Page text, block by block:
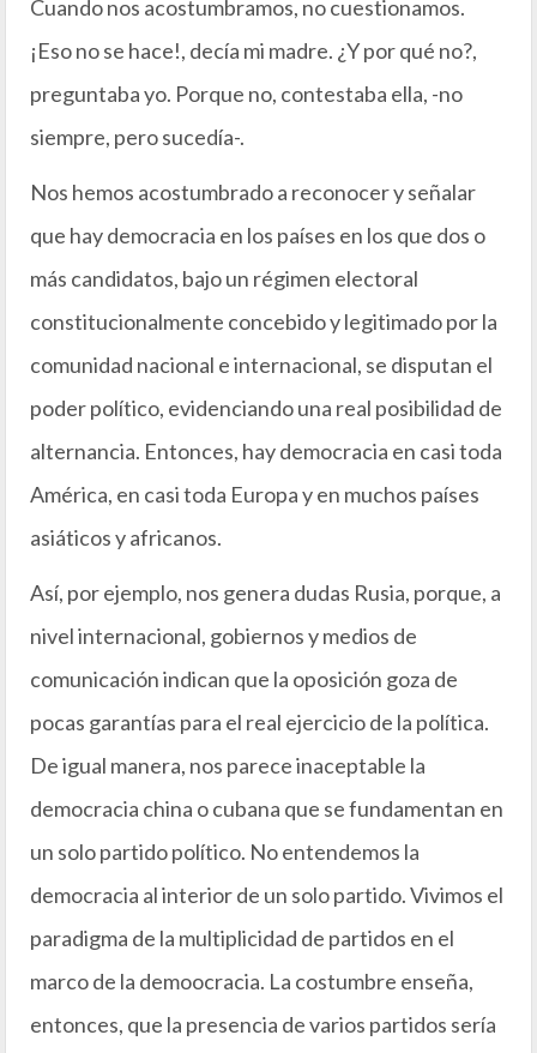
Cuando nos acostumbramos, no cuestionamos.
¡Eso no se hace!, decía mi madre. ¿Y por qué no?,
preguntaba yo. Porque no, contestaba ella, -no
siempre, pero sucedía-.
Nos hemos acostumbrado a reconocer y señalar
que hay democracia en los países en los que dos o
más candidatos, bajo un régimen electoral
constitucionalmente concebido y legitimado por la
comunidad nacional e internacional, se disputan el
poder político, evidenciando una real posibilidad de
alternancia. Entonces, hay democracia en casi toda
América, en casi toda Europa y en muchos países
asiáticos y africanos.
Así, por ejemplo, nos genera dudas Rusia, porque, a
nivel internacional, gobiernos y medios de
comunicación indican que la oposición goza de
pocas garantías para el real ejercicio de la política.
De igual manera, nos parece inaceptable la
democracia china o cubana que se fundamentan en
un solo partido político. No entendemos la
democracia al interior de un solo partido. Vivimos el
paradigma de la multiplicidad de partidos en el
marco de la demoocracia. La costumbre enseña,
entonces, que la presencia de varios partidos sería